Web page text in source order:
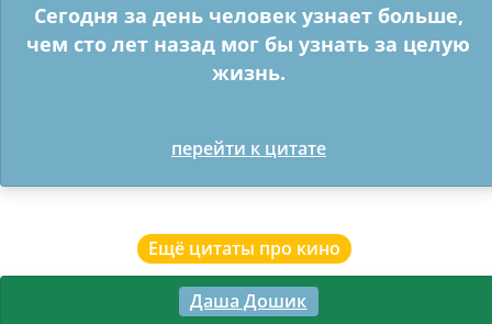
Сегодня за день человек узнает больше,
чем сто лет назад мог бы узнать за целую
жизнь.
перейти к цитате
Ещё цитаты про кино
Даша Дошик